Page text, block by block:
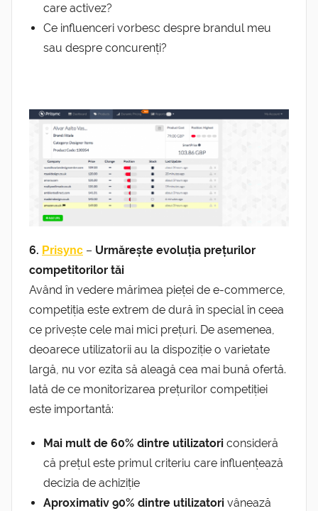
care activez?
Ce influenceri vorbesc despre brandul meu
sau despre concurenți?
6. Prisync – Urmărește evoluția prețurilor
competitorilor tăi
Având în vedere mărimea pieței de e-commerce,
competiția este extrem de dură în special în ceea
ce privește cele mai mici prețuri. De asemenea,
deoarece utilizatorii au la dispoziție o varietate
largă, nu vor ezita să aleagă cea mai bună ofertă.
Iată de ce monitorizarea prețurilor competiției
este importantă:
Mai mult de 60% dintre utilizatori consideră
că prețul este primul criteriu care influențează
decizia de achiziție
Aproximativ 90% dintre utilizatori vânează